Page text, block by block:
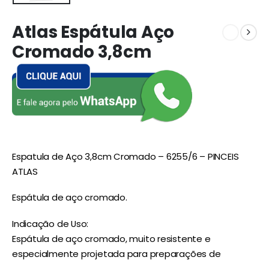
Atlas Espátula Aço
Cromado 3,8cm
Espatula de Aço 3,8cm Cromado – 6255/6 – PINCEIS
ATLAS
Espátula de aço cromado.
Indicação de Uso:
Espátula de aço cromado, muito resistente e
especialmente projetada para preparações de